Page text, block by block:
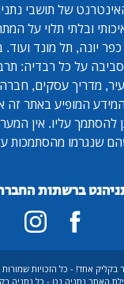
של תושבי
ובלתי תלוי על
יונה, תל מונד ועוד.
על כל רבדיה:
מדריך עסקים,
המופיע באתר זה
להסתמך עליו. אין
שנגרמו מהסתמכות
ברשתות
בקליק אחד! - כל הזכויות
האתר נתניה נט - כל נתניה